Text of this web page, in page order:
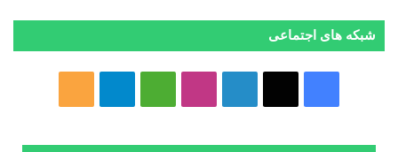
شبکه های اجتماعی